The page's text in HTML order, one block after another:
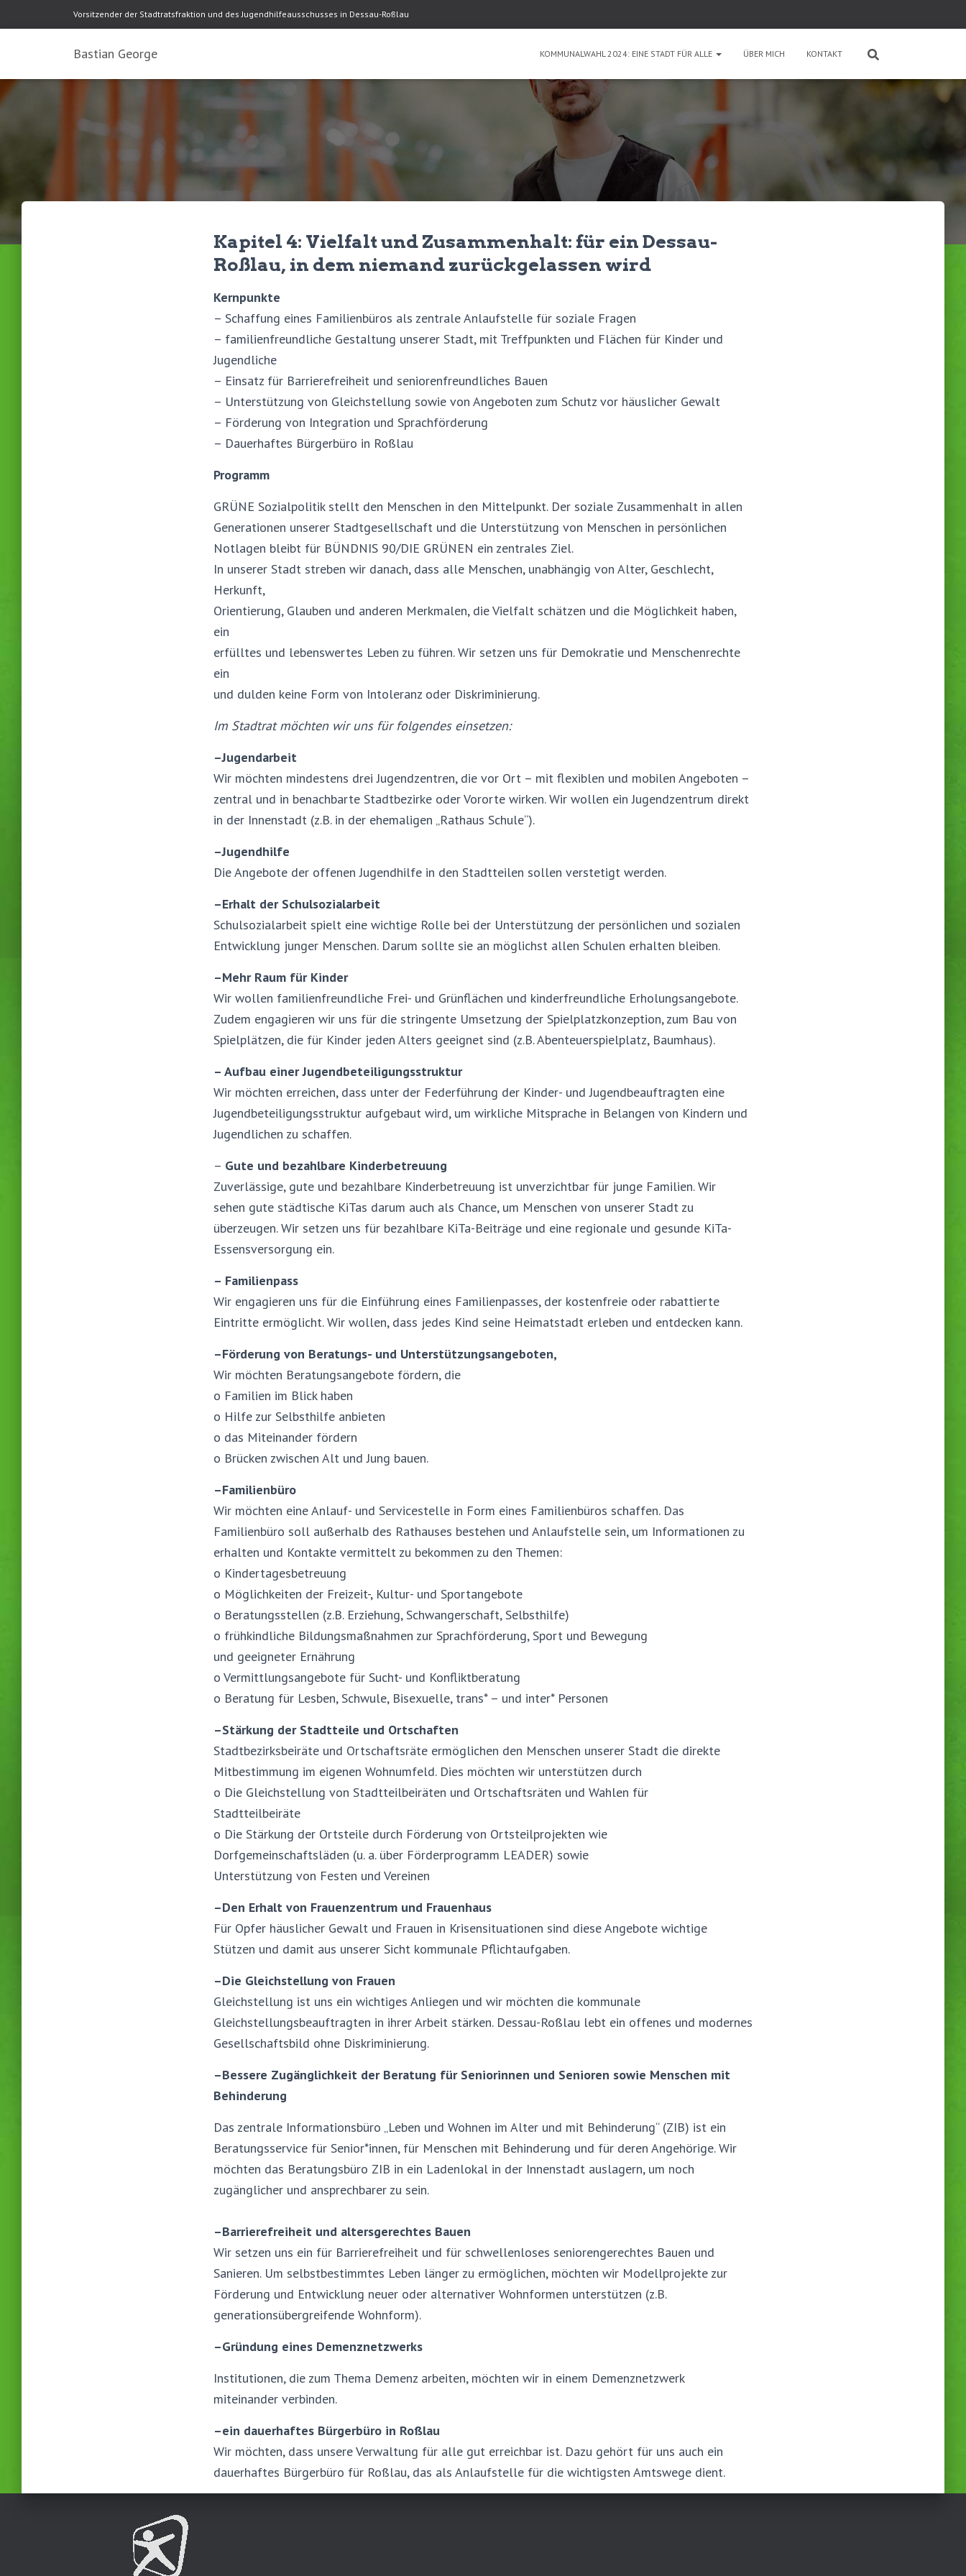
Vorsitzender der Stadtratsfraktion und des Jugendhilfeausschusses in Dessau-Roßlau
Bastian George KOMMUNALWAHL 2024: EINE STADT FÜR ALLE ÜBER MICH KONTAKT
Kapitel 4: Vielfalt und Zusammenhalt: für ein Dessau-
Roßlau, in dem niemand zurückgelassen wird
Kernpunkte
– Schaffung eines Familienbüros als zentrale Anlaufstelle für soziale Fragen
– familienfreundliche Gestaltung unserer Stadt, mit Treffpunkten und Flächen für Kinder und
Jugendliche
– Einsatz für Barrierefreiheit und seniorenfreundliches Bauen
– Unterstützung von Gleichstellung sowie von Angeboten zum Schutz vor häuslicher Gewalt
– Förderung von Integration und Sprachförderung
– Dauerhaftes Bürgerbüro in Roßlau
Programm
GRÜNE Sozialpolitik stellt den Menschen in den Mittelpunkt. Der soziale Zusammenhalt in allen
Generationen unserer Stadtgesellschaft und die Unterstützung von Menschen in persönlichen
Notlagen bleibt für BÜNDNIS 90/DIE GRÜNEN ein zentrales Ziel.
In unserer Stadt streben wir danach, dass alle Menschen, unabhängig von Alter, Geschlecht,
Herkunft,
Orientierung, Glauben und anderen Merkmalen, die Vielfalt schätzen und die Möglichkeit haben,
ein
erfülltes und lebenswertes Leben zu führen. Wir setzen uns für Demokratie und Menschenrechte
ein
und dulden keine Form von Intoleranz oder Diskriminierung.
Im Stadtrat möchten wir uns für folgendes einsetzen:
–Jugendarbeit
Wir möchten mindestens drei Jugendzentren, die vor Ort – mit flexiblen und mobilen Angeboten –
zentral und in benachbarte Stadtbezirke oder Vororte wirken. Wir wollen ein Jugendzentrum direkt
in der Innenstadt (z.B. in der ehemaligen „Rathaus Schule“).
–Jugendhilfe
Die Angebote der offenen Jugendhilfe in den Stadtteilen sollen verstetigt werden.
–Erhalt der Schulsozialarbeit
Schulsozialarbeit spielt eine wichtige Rolle bei der Unterstützung der persönlichen und sozialen
Entwicklung junger Menschen. Darum sollte sie an möglichst allen Schulen erhalten bleiben.
–Mehr Raum für Kinder
Wir wollen familienfreundliche Frei- und Grünflächen und kinderfreundliche Erholungsangebote.
Zudem engagieren wir uns für die stringente Umsetzung der Spielplatzkonzeption, zum Bau von
Spielplätzen, die für Kinder jeden Alters geeignet sind (z.B. Abenteuerspielplatz, Baumhaus).
– Aufbau einer Jugendbeteiligungsstruktur
Wir möchten erreichen, dass unter der Federführung der Kinder- und Jugendbeauftragten eine
Jugendbeteiligungsstruktur aufgebaut wird, um wirkliche Mitsprache in Belangen von Kindern und
Jugendlichen zu schaffen.
– Gute und bezahlbare Kinderbetreuung
Zuverlässige, gute und bezahlbare Kinderbetreuung ist unverzichtbar für junge Familien. Wir
sehen gute städtische KiTas darum auch als Chance, um Menschen von unserer Stadt zu
überzeugen. Wir setzen uns für bezahlbare KiTa-Beiträge und eine regionale und gesunde KiTa-
Essensversorgung ein.
– Familienpass
Wir engagieren uns für die Einführung eines Familienpasses, der kostenfreie oder rabattierte
Eintritte ermöglicht. Wir wollen, dass jedes Kind seine Heimatstadt erleben und entdecken kann.
–Förderung von Beratungs- und Unterstützungsangeboten,
Wir möchten Beratungsangebote fördern, die
o Familien im Blick haben
o Hilfe zur Selbsthilfe anbieten
o das Miteinander fördern
o Brücken zwischen Alt und Jung bauen.
–Familienbüro
Wir möchten eine Anlauf- und Servicestelle in Form eines Familienbüros schaffen. Das
Familienbüro soll außerhalb des Rathauses bestehen und Anlaufstelle sein, um Informationen zu
erhalten und Kontakte vermittelt zu bekommen zu den Themen:
o Kindertagesbetreuung
o Möglichkeiten der Freizeit-, Kultur- und Sportangebote
o Beratungsstellen (z.B. Erziehung, Schwangerschaft, Selbsthilfe)
o frühkindliche Bildungsmaßnahmen zur Sprachförderung, Sport und Bewegung
und geeigneter Ernährung
o Vermittlungsangebote für Sucht- und Konfliktberatung
o Beratung für Lesben, Schwule, Bisexuelle, trans* – und inter* Personen
–Stärkung der Stadtteile und Ortschaften
Stadtbezirksbeiräte und Ortschaftsräte ermöglichen den Menschen unserer Stadt die direkte
Mitbestimmung im eigenen Wohnumfeld. Dies möchten wir unterstützen durch
o Die Gleichstellung von Stadtteilbeiräten und Ortschaftsräten und Wahlen für
Stadtteilbeiräte
o Die Stärkung der Ortsteile durch Förderung von Ortsteilprojekten wie
Dorfgemeinschaftsläden (u. a. über Förderprogramm LEADER) sowie
Unterstützung von Festen und Vereinen
–Den Erhalt von Frauenzentrum und Frauenhaus
Für Opfer häuslicher Gewalt und Frauen in Krisensituationen sind diese Angebote wichtige
Stützen und damit aus unserer Sicht kommunale Pflichtaufgaben.
–Die Gleichstellung von Frauen
Gleichstellung ist uns ein wichtiges Anliegen und wir möchten die kommunale
Gleichstellungsbeauftragten in ihrer Arbeit stärken. Dessau-Roßlau lebt ein offenes und modernes
Gesellschaftsbild ohne Diskriminierung.
–Bessere Zugänglichkeit der Beratung für Seniorinnen und Senioren sowie Menschen mit
Behinderung
Das zentrale Informationsbüro „Leben und Wohnen im Alter und mit Behinderung“ (ZIB) ist ein
Beratungsservice für Senior*innen, für Menschen mit Behinderung und für deren Angehörige. Wir
möchten das Beratungsbüro ZIB in ein Ladenlokal in der Innenstadt auslagern, um noch
zugänglicher und ansprechbarer zu sein.
–Barrierefreiheit und altersgerechtes Bauen
Wir setzen uns ein für Barrierefreiheit und für schwellenloses seniorengerechtes Bauen und
Sanieren. Um selbstbestimmtes Leben länger zu ermöglichen, möchten wir Modellprojekte zur
Förderung und Entwicklung neuer oder alternativer Wohnformen unterstützen (z.B.
generationsübergreifende Wohnform).
–Gründung eines Demenznetzwerks
Institutionen, die zum Thema Demenz arbeiten, möchten wir in einem Demenznetzwerk
miteinander verbinden.
–ein dauerhaftes Bürgerbüro in Roßlau
Wir möchten, dass unsere Verwaltung für alle gut erreichbar ist. Dazu gehört für uns auch ein
dauerhaftes Bürgerbüro für Roßlau, das als Anlaufstelle für die wichtigsten Amtswege dient.